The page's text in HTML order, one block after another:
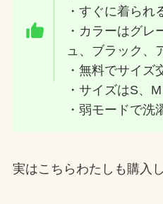
・すぐに着られ
・カラーはグレ
ュ、ブラック、
・無料でサイズ
・サイズはS、
・弱モードで洗
実はこちらわたしも購入